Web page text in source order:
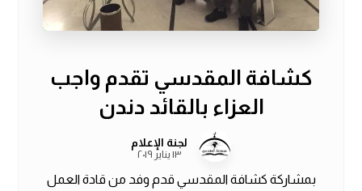
كشافة المقدسي تقدم واجب
العزاء بالقائد دندن
لجنة الإعلام
١٣ يناير ٢٠١٩
بمشاركة كشافة المقدسي قدم وفد من قادة العمل